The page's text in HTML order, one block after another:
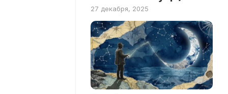
27 декабря, 2025